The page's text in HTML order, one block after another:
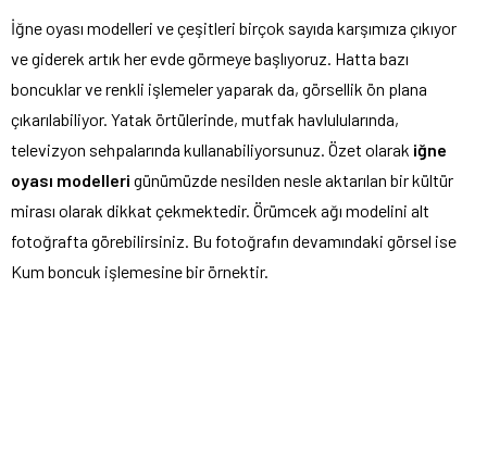
İğne oyası modelleri ve çeşitleri birçok sayıda karşımıza çıkıyor
ve giderek artık her evde görmeye başlıyoruz. Hatta bazı
boncuklar ve renkli işlemeler yaparak da, görsellik ön plana
çıkarılabiliyor. Yatak örtülerinde, mutfak havlulularında,
televizyon sehpalarında kullanabiliyorsunuz. Özet olarak iğne
oyası modelleri günümüzde nesilden nesle aktarılan bir kültür
mirası olarak dikkat çekmektedir. Örümcek ağı modelini alt
fotoğrafta görebilirsiniz. Bu fotoğrafın devamındaki görsel ise
Kum boncuk işlemesine bir örnektir.